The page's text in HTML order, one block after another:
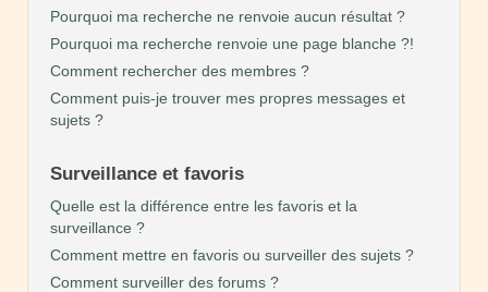
Pourquoi ma recherche ne renvoie aucun résultat ?
Pourquoi ma recherche renvoie une page blanche ?!
Comment rechercher des membres ?
Comment puis-je trouver mes propres messages et
sujets ?
Surveillance et favoris
Quelle est la différence entre les favoris et la
surveillance ?
Comment mettre en favoris ou surveiller des sujets ?
Comment surveiller des forums ?